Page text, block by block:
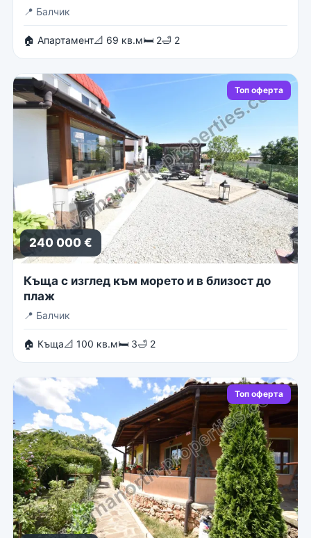
📍 Балчик
🏠 Апартамент📐 69 кв.м🛏 2🛁 2
Топ оферта
240 000 €
Къща с изглед към морето и в близост до
плаж
📍 Балчик
🏠 Къща📐 100 кв.м🛏 3🛁 2
Топ оферта